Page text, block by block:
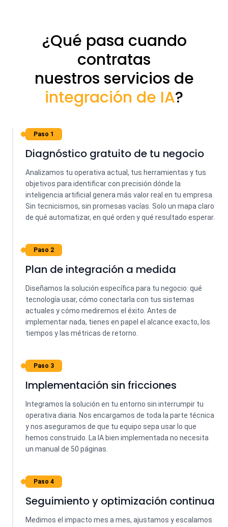
¿Qué pasa cuando
contratas
nuestros servicios de
integración de IA?
Paso 1
Diagnóstico gratuito de tu negocio
Analizamos tu operativa actual, tus herramientas y tus
objetivos para identificar con precisión dónde la
inteligencia artificial genera más valor real en tu empresa.
Sin tecnicismos, sin promesas vacías. Solo un mapa claro
de qué automatizar, en qué orden y qué resultado esperar.
Paso 2
Plan de integración a medida
Diseñamos la solución específica para tu negocio: qué
tecnología usar, cómo conectarla con tus sistemas
actuales y cómo mediremos el éxito. Antes de
implementar nada, tienes en papel el alcance exacto, los
tiempos y las métricas de retorno.
Paso 3
Implementación sin fricciones
Integramos la solución en tu entorno sin interrumpir tu
operativa diaria. Nos encargamos de toda la parte técnica
y nos aseguramos de que tu equipo sepa usar lo que
hemos construido. La IA bien implementada no necesita
un manual de 50 páginas.
Paso 4
Seguimiento y optimización continua
Medimos el impacto mes a mes, ajustamos y escalamos